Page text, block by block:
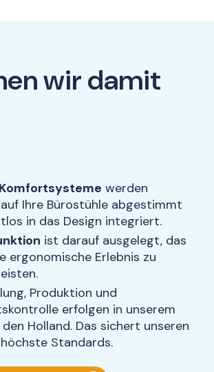
wir damit
Komfortsysteme werden
Ihre Bürostühle abgestimmt
in das Design integriert.
ist darauf ausgelegt, das
ergonomische Erlebnis zu
Produktion und
erfolgen in unserem
den Holland. Das sichert unseren
Standards.